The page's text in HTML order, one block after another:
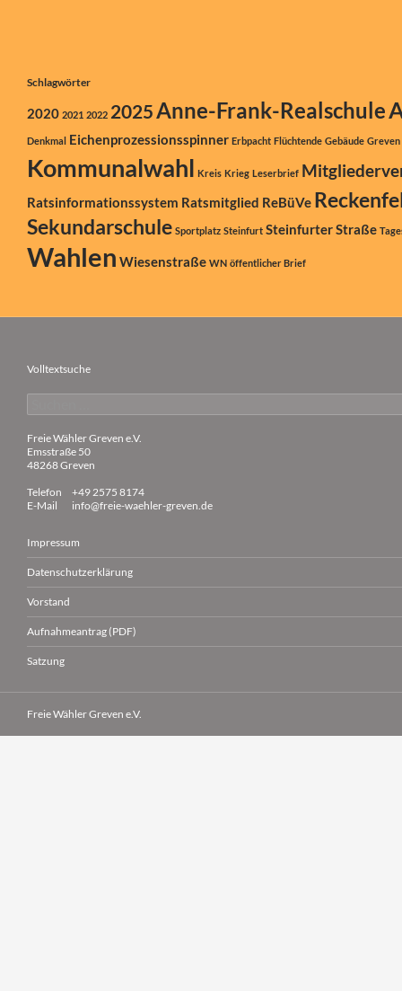
Schlagwörter
2020 2021 2022 2025Anne-Frank-Realschule
Denkmal Eichenprozessionsspinner Erbpacht Flüchtende Gebäude Greven
Kommunalwahl Kreis Krieg Leserbrief
Ratsinformationssystem Ratsmitglied ReBüVe
Sekundarschule Sportplatz Steinfurt Steinfurter Straße
Wahlen Wiesenstraße WN öffentlicher Brief
Volltextsuche
nach:
Freie Wähler Greven e.V.
Emsstraße 50
48268 Greven
Telefon
+49 2575 8174
E-Mail
info@freie-waehler-greven.de
Impressum
Datenschutzerklärung
Vorstand
Aufnahmeantrag (PDF)
Satzung
Freie Wähler Greven e.V.